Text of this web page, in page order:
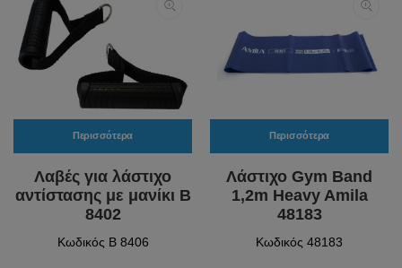
Περισσότερα
Λαβές για λάστιχο
αντίστασης με μανίκι B
8402
Κωδικός B 8406
Περισσότερα
Λάστιχο Gym Band
1,2m Heavy Amila
48183
Κωδικός 48183